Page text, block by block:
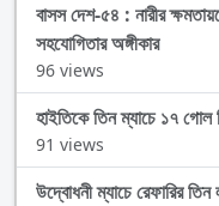
বাসস দেশ-৫৪ : নারীর
সহযোগিতার অঙ্গীকার
96 views
হাইতিকে তিন ম্যাচে ১৭ গোল
91 views
উদ্বোধনী ম্যাচে রেফারির